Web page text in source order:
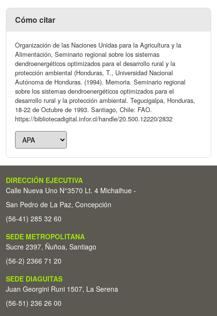
Cómo citar
Organización de las Naciones Unidas para la Agricultura y la
Alimentación, Seminario regional sobre los sistemas
dendroenergéticos optimizados para el desarrollo rural y la
protección ambiental (Honduras, T., Universidad Nacional
Autónoma de Honduras. (1994). Memoria. Seminario regional
sobre los sistemas dendroenergéticos optimizados para el
desarrollo rural y la protección ambiental. Tegucigalpa, Honduras,
18-22 de Octubre de 1993. Santiago, Chile: FAO.
https://bibliotecadigital.infor.cl/handle/20.500.12220/2832
DIRECCIÓN EJECUTIVA
Calle Nueva Uno N°3570 Lt. 4 Michaihue -
San Pedro de La Paz, Concepción
(56-41) 285 32 60
SEDE METROPOLITANA
Sucre 2397, Ñuñoa, Santiago
(56-2) 2366 71 20
SEDE DIAGUITAS
Juan Georgini Runi 1507, La Serena
(56-51) 236 26 00